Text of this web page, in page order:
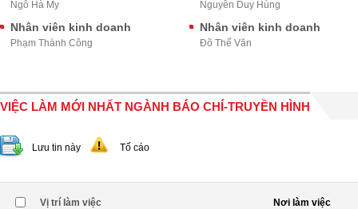
Ngô Hà My Nguyễn Duy Hùng
Nhân viên kinh doanh
Phạm Thành Công
Nhân viên kinh doanh
Đõ Thế Văn
VIỆC LÀM MỚI NHẤT NGÀNH BÁO CHÍ-TRUYỀN HÌNH
Lưu tin này Tố cáo
Vị trí làm việc Nơi làm việc